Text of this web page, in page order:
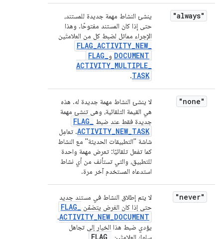
"always"
ينشئ النشاط مهمة جديدة للمستند،
حتى إذا كان المستند مفتوحًا. وهذا
الإجراء مماثل لضبط كل من العلامتَين
FLAG_ACTIVITY_NEW_
DOCUMENT و FLAG_
ACTIVITY_MULTIPLE_
TASK
.
"none"
لا ينشئ النشاط مهمة جديدة له. هذه
هي القيمة التلقائية، وهي تنشئ مهمة
جديدة فقط عند ضبط
FLAG_
ACTIVITY_NEW_TASK
. تعامِل
شاشة "التطبيقات الحديثة" مع النشاط
كما تفعل تلقائيًا: تعرض مهمة واحدة
للتطبيق، والتي تستأنف من أي نشاط
استدعاه المستخدم آخر مرة.
"never"
لا يتم إطلاق النشاط في مستند جديد
حتى إذا كان الغرض يتضمّن
FLAG_
ACTIVITY_NEW_DOCUMENT
.
يؤدي ضبط هذا الخيار إلى تجاهل
سلوك العلامتَين
FLAG